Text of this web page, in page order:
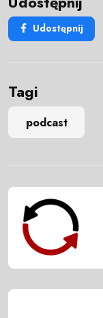
Udostępnij
Tagi
podcast